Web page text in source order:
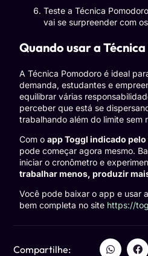
Teste a Técnica
vai se surpreender com
Quando usar a
A Técnica Pomodoro é ideal
demanda, estudantes e
equilibrar várias
perceber que está se
trabalhando além do limite sem
Com o app Toggl indicado pelo
pode começar agora mesmo.
iniciar o cronômetro e
trabalhar menos, produzir
Você pode baixar o app e usar
bem completa no site https://
Compartilhe: